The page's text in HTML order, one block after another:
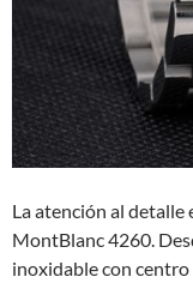
La atención al detalle
MontBlanc 4260.
inoxidable con